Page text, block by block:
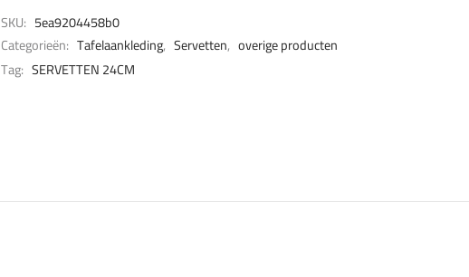
SKU: 5ea9204458b0
Categorieën: Tafelaankleding, Servetten, overige producten
Tag: SERVETTEN 24CM